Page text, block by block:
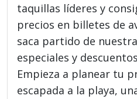
taquillas líderes y
precios en billetes de
saca partido de
especiales y
Empieza a planear tu
escapada a la playa,